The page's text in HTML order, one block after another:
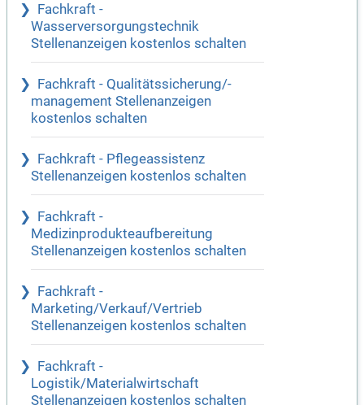
Fachkraft -
Wasserversorgungstechnik
Stellenanzeigen kostenlos schalten
Fachkraft - Qualitätssicherung/-
management Stellenanzeigen
kostenlos schalten
Fachkraft - Pflegeassistenz
Stellenanzeigen kostenlos schalten
Fachkraft -
Medizinprodukteaufbereitung
Stellenanzeigen kostenlos schalten
Fachkraft -
Marketing/Verkauf/Vertrieb
Stellenanzeigen kostenlos schalten
Fachkraft -
Logistik/Materialwirtschaft
Stellenanzeigen kostenlos schalten